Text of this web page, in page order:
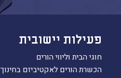
פעילות יישובית
חוגי הבית וליווי הורים
הכשרת הורים לאקטיביזם בחינוך